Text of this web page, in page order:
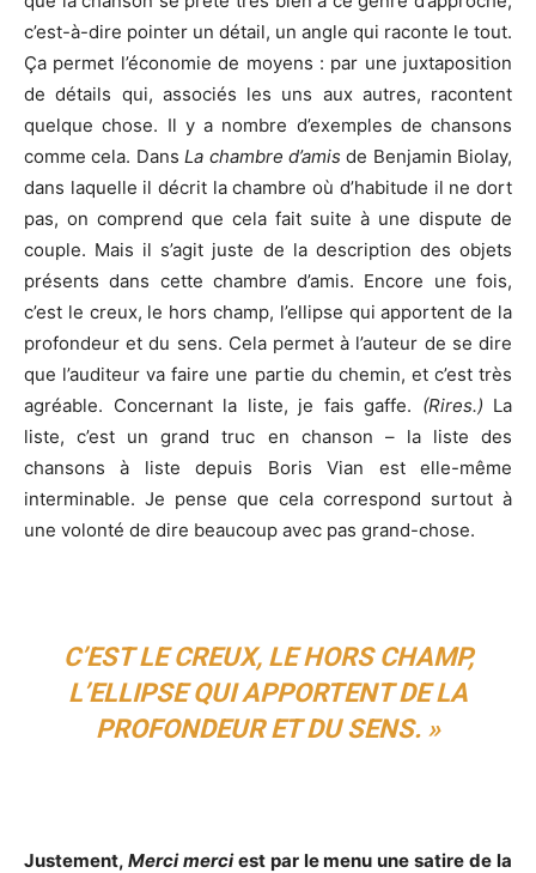
c’est-à-dire pointer un détail, un angle qui raconte le tout.
Ça permet l’économie de moyens : par une juxtaposition
de détails qui, associés les uns aux autres, racontent
quelque chose. Il y a nombre d’exemples de chansons
comme cela. DansLa chambre d’amis de Benjamin Biolay,
dans laquelle il décrit la chambre où d’habitude il ne dort
pas, on comprend que cela fait suite à une dispute de
couple. Mais il s’agit juste de la description des objets
présents dans cette chambre d’amis. Encore une fois,
c’est le creux, le hors champ, l’ellipse qui apportent de la
profondeur et du sens. Cela permet à l’auteur de se dire
que l’auditeur va faire une partie du chemin, et c’est très
agréable. Concernant la liste, je fais gaffe. (Rires.) La
liste, c’est un grand truc en chanson – la liste des
chansons à liste depuis Boris Vian est elle-même
interminable. Je pense que cela correspond surtout à
une volonté de dire beaucoup avec pas grand-chose.
C’EST LE CREUX, LE HORS CHAMP,
L’ELLIPSE QUI APPORTENT DE LA
PROFONDEUR ET DU SENS. »
Justement, Merci merciest par le menu une satire de la